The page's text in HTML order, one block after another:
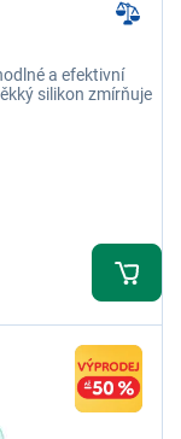
a efektivní
silikon zmírňuje